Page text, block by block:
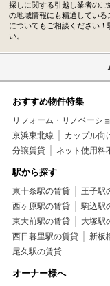
探しに関する引越し業者の
の地域情報にも精通してい
についてもご相談ください
い。
おすすめ物件特集
リフォーム・リノベーシ
京浜東北線
カップル向
分譲賃貸
ネット使用料
駅から探す
東十条駅の賃貸 王子駅
西ヶ原駅の賃貸
駒込駅
東大前駅の賃貸
大塚駅
西日暮里駅の賃貸
新板
尾久駅の賃貸
オーナー様へ